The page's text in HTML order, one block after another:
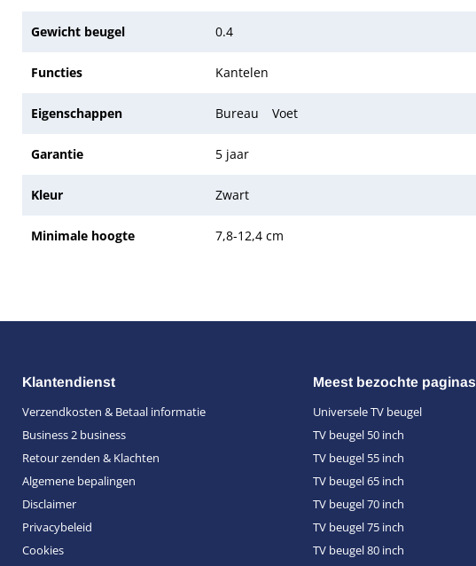
Gewicht beugel 0.4
Functies Kantelen
Eigenschappen Bureau Voet
Garantie 5 jaar
Kleur Zwart
Minimale hoogte 7,8-12,4 cm
Klantendienst
Verzendkosten & Betaal informatie
Business 2 business
Retour zenden & Klachten
Algemene bepalingen
Disclaimer
Privacybeleid
Cookies
Meest bezochte paginas
Universele TV beugel
TV beugel 50 inch
TV beugel 55 inch
TV beugel 65 inch
TV beugel 70 inch
TV beugel 75 inch
TV beugel 80 inch